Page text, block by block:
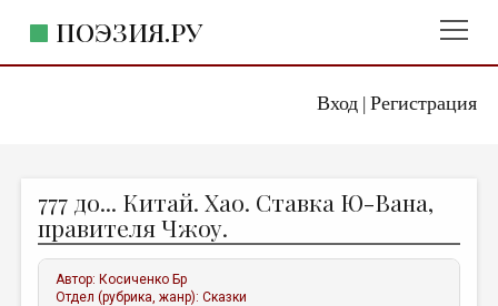
Вход| Регистрация
ПОЭЗИЯ.РУ
ЖАНРЫ
АВТОРЫ
КОММЕНТАРИИ
777 до... Китай. Хао. Ставка Ю-Вана,
правителя Чжоу.
Автор: Косиченко Бр
Отдел (рубрика, жанр):Сказки